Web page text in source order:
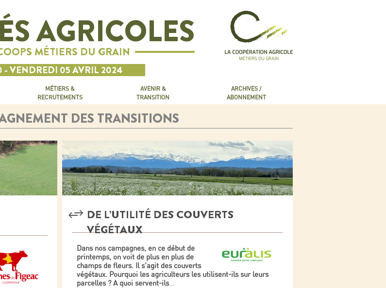
AGRICOLES
MÉTIERS DU GRAIN
- VENDREDI 05 AVRIL 2024
MÉTIERS &
RECRUTEMENTS
AVENIR &
TRANSITION
ARCHIVES /
ABONNEMENT
DES TRANSITIONS
DE L’UTILITÉ DES COUVERTS
VÉGÉTAUX
Dans nos campagnes, en ce début de
printemps, on voit de plus en plus de
champs de fleurs. Il s’agit des couverts
végétaux. Pourquoi les agriculteurs les utilisent-ils sur leurs
parcelles ? A quoi servent-ils...